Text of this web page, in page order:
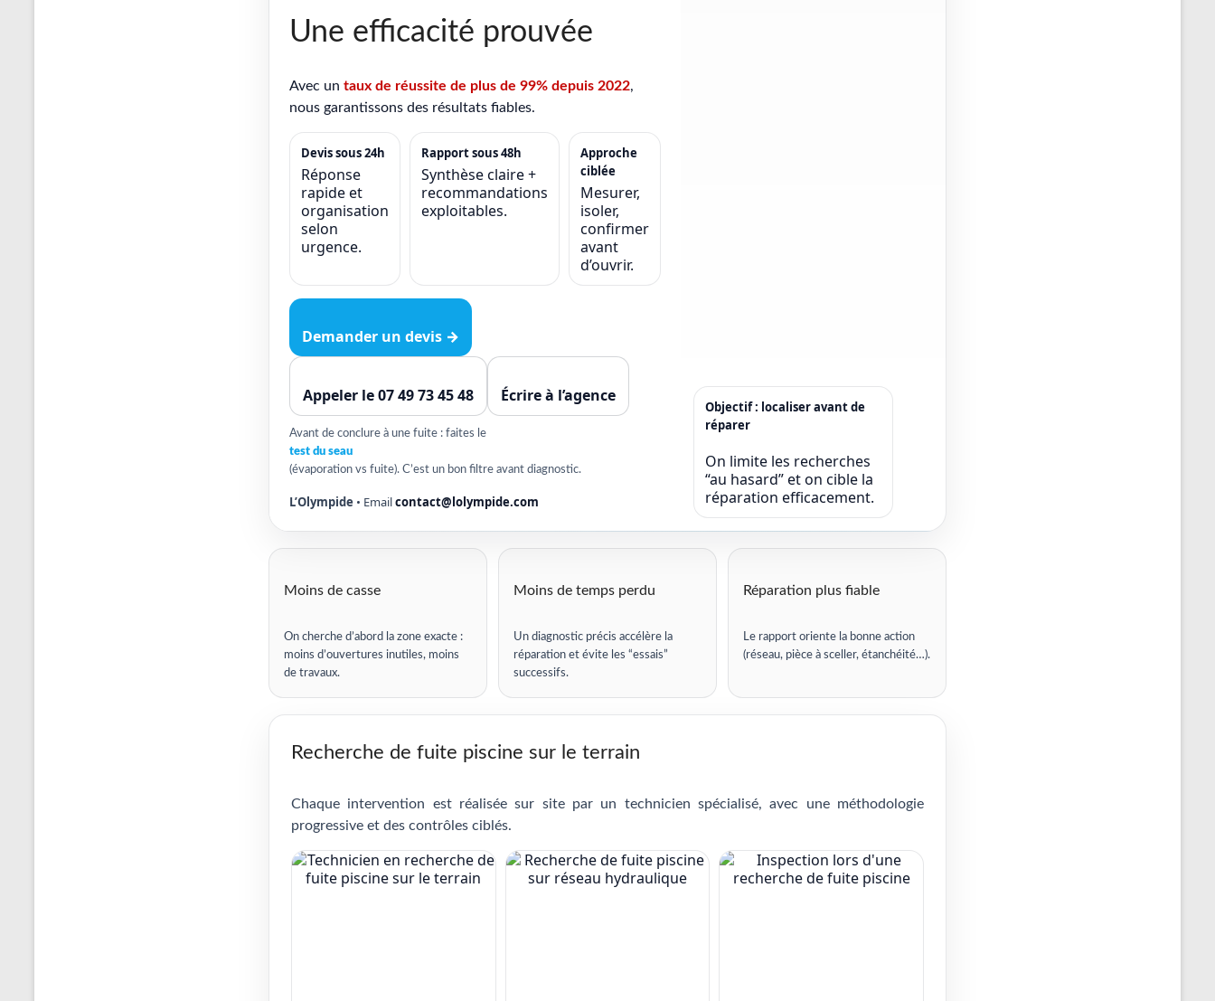
Une efficacité prouvée
Avec un taux de réussite de plus de 99% depuis 2022,
nous garantissons des résultats fiables.
Devis sous 24h
Réponse
rapide et
organisation
selon
urgence.
Rapport sous 48h
Synthèse claire +
recommandations
exploitables.
Approche
ciblée
Mesurer,
isoler,
confirmer
avant
d’ouvrir.
Demander un devis →
Appeler le 07 49 73 45 48 Écrire à l’agence
Avant de conclure à une fuite : faites le
test du seau
(évaporation vs fuite). C’est un bon filtre avant diagnostic.
L’Olympide • Emailcontact@lolympide.com
Objectif : localiser avant de
réparer
On limite les recherches
“au hasard” et on cible la
réparation efficacement.
Moins de casse
On cherche d’abord la zone exacte :
moins d’ouvertures inutiles, moins
de travaux.
Moins de temps perdu
Un diagnostic précis accélère la
réparation et évite les “essais”
successifs.
Réparation plus fiable
Le rapport oriente la bonne action
(réseau, pièce à sceller, étanchéité…).
Recherche de fuite piscine sur le terrain
Chaque intervention est réalisée sur site par un technicien spécialisé, avec une méthodologie
progressive et des contrôles ciblés.